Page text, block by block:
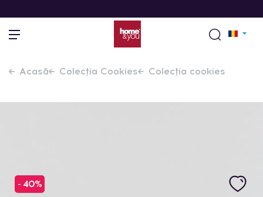
Acasă Colecția Cookies Colecția cookies
- 40%